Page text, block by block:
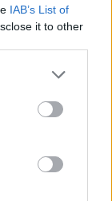
IAB’s List of
it to other
more Google
may click to
party tags to
below Google
κρίνουν τις